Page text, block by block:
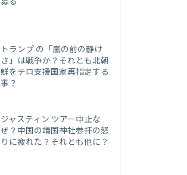
トランプ の「嵐の前の静け
さ」は戦争か？それとも北朝
鮮をテロ支援国家再指定する
事？
ジャスティン ツアー中止な
ぜ？中国の靖国神社参拝の怒
りに疲れた？それとも他に？